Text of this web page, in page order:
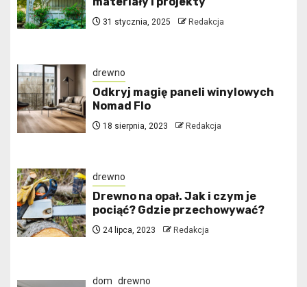
31 stycznia, 2025 Redakcja
drewno
Odkryj magię paneli winylowych
Nomad Flo
18 sierpnia, 2023 Redakcja
drewno
Drewno na opał. Jak i czym je
pociąć? Gdzie przechowywać?
24 lipca, 2023 Redakcja
dom drewno